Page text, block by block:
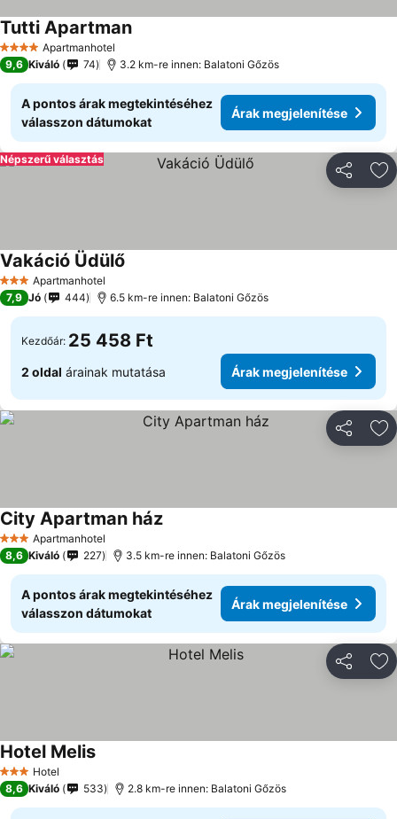
4 KategóriaApartmanhotel
Tutti ApartmanÁrak megjelenítése
9,6 Kiváló 74 3.2 km-re innen: Balatoni Gőzös
A pontos árak megtekintéséhez
válasszon dátumokat
Árak megjelenítése
Népszerű választás
3 KategóriaApartmanhotel
Vakáció Üdülő
7,9 Jó 444 6.5 km-re innen: Balatoni Gőzös
Kezdőár: 25 458 Ft
2 oldal árainak mutatása Árak megjelenítése
3 KategóriaApartmanhotel
City Apartman házÁrak megjelenítése
8,6 Kiváló 227 3.5 km-re innen: Balatoni Gőzös
A pontos árak megtekintéséhez
válasszon dátumokat
Árak megjelenítése
3 Kategória
Hotel
Hotel MelisÁrak megjelenítése
8,6 Kiváló 533 2.8 km-re innen: Balatoni Gőzös